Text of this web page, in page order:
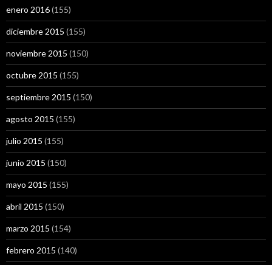
enero 2016(155)
diciembre 2015 (155)
noviembre 2015 (150)
octubre 2015 (155)
septiembre 2015 (150)
agosto 2015 (155)
julio 2015 (155)
junio 2015 (150)
mayo 2015 (155)
abril 2015 (150)
marzo 2015 (154)
febrero 2015 (140)